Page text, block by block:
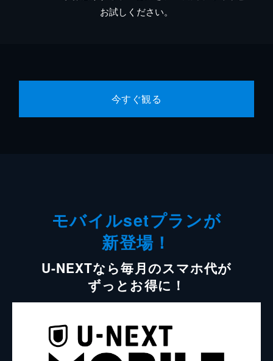
お試しください。
今すぐ観る
モバイルsetプランが
新登場！
U-NEXTなら毎月のスマホ代が
ずっとお得に！